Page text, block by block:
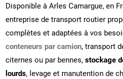
Disponible à Arles Camargue, en
entreprise de transport routier
complètes et adaptées à vos
conteneurs par camion, transport
citernes ou par bennes,stockage
lourds, levage et manutention de